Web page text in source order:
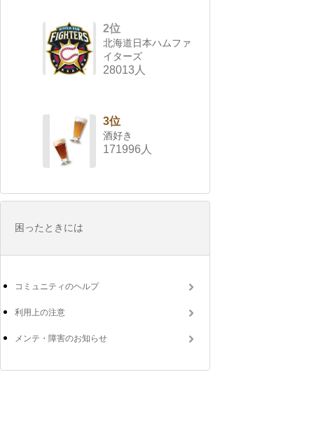
2位
北海道日本ハムファ
イターズ
28013人
3位
酒好き
171996人
困ったときには
コミュニティのヘルプ
利用上の注意
メンテ・障害のお知らせ